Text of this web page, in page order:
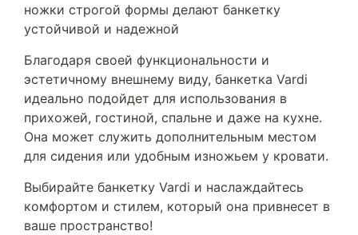
ножки строгой формы делают банкетку
устойчивой и надежной
Благодаря своей функциональности и
эстетичному внешнему виду, банкетка Vardi
идеально подойдет для использования в
прихожей, гостиной, спальне и даже на кухне.
Она может служить дополнительным местом
для сидения или удобным изножьем у кровати.
Выбирайте банкетку Vardi и наслаждайтесь
комфортом и стилем, который она привнесет в
ваше пространство!